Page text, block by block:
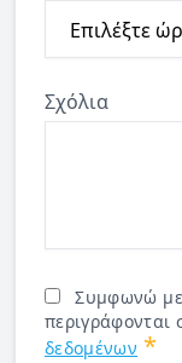
Σχόλια
Συμφωνώ με
περιγράφονται
δεδομένων *